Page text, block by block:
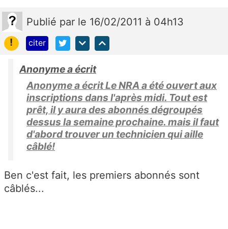
Publié par le 16/02/2011 à 04h13
!
citer
Anonyme a écrit
Anonyme a écrit Le NRA a été ouvert aux
inscriptions dans l'après midi. Tout est
prêt, il y aura des abonnés dégroupés
dessus la semaine prochaine. mais il faut
d'abord trouver un technicien qui aille
câblé!
Ben c'est fait, les premiers abonnés sont
câblés...